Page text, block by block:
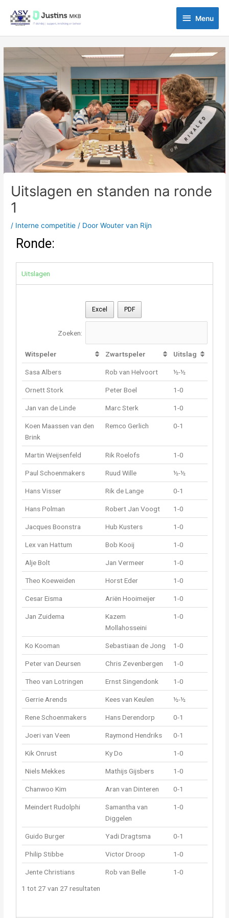
naar
inhoud
Menu
Menu
Uitslagen en standen na ronde
1
/ Interne competitie / DoorWouter van Rijn
Ronde:
Uitslagen
Excel PDF
Zoeken:
Witspeler Zwartspeler Uitslag
Sasa Albers Rob van Helvoort ½-½
Ornett Stork Peter Boel 1-0
Jan van de Linde Marc Sterk 1-0
Koen Maassen van den
Brink
Remco Gerlich 0-1
Martin Weijsenfeld Rik Roelofs 1-0
Paul Schoenmakers Ruud Wille ½-½
Hans Visser Rik de Lange 0-1
Hans Polman Robert Jan Voogt 1-0
Jacques Boonstra Hub Kusters 1-0
Lex van Hattum Bob Kooij 1-0
Alje Bolt Jan Vermeer 1-0
Theo Koeweiden Horst Eder 1-0
Cesar Eisma Ariën Hooimeijer 1-0
Jan Zuidema
Kazem
Mollahosseini
1-0
Ko Kooman Sebastiaan de Jong 1-0
Peter van Deursen Chris Zevenbergen 1-0
Theo van Lotringen Ernst Singendonk 1-0
Gerrie Arends Kees van Keulen ½-½
Rene Schoenmakers Hans Derendorp 0-1
Joeri van Veen Raymond Hendriks 0-1
Kik Onrust Ky Do 1-0
Niels Mekkes Mathijs Gijsbers 1-0
Chanwoo Kim Aran van Dinteren 0-1
Meindert Rudolphi
Samantha van
Diggelen
1-0
Guido Burger Yadi Dragtsma 0-1
Philip Stibbe Victor Droop 1-0
Jente Christians Rob van Belle
1-0
1 tot 27 van 27 resultaten
navigatie